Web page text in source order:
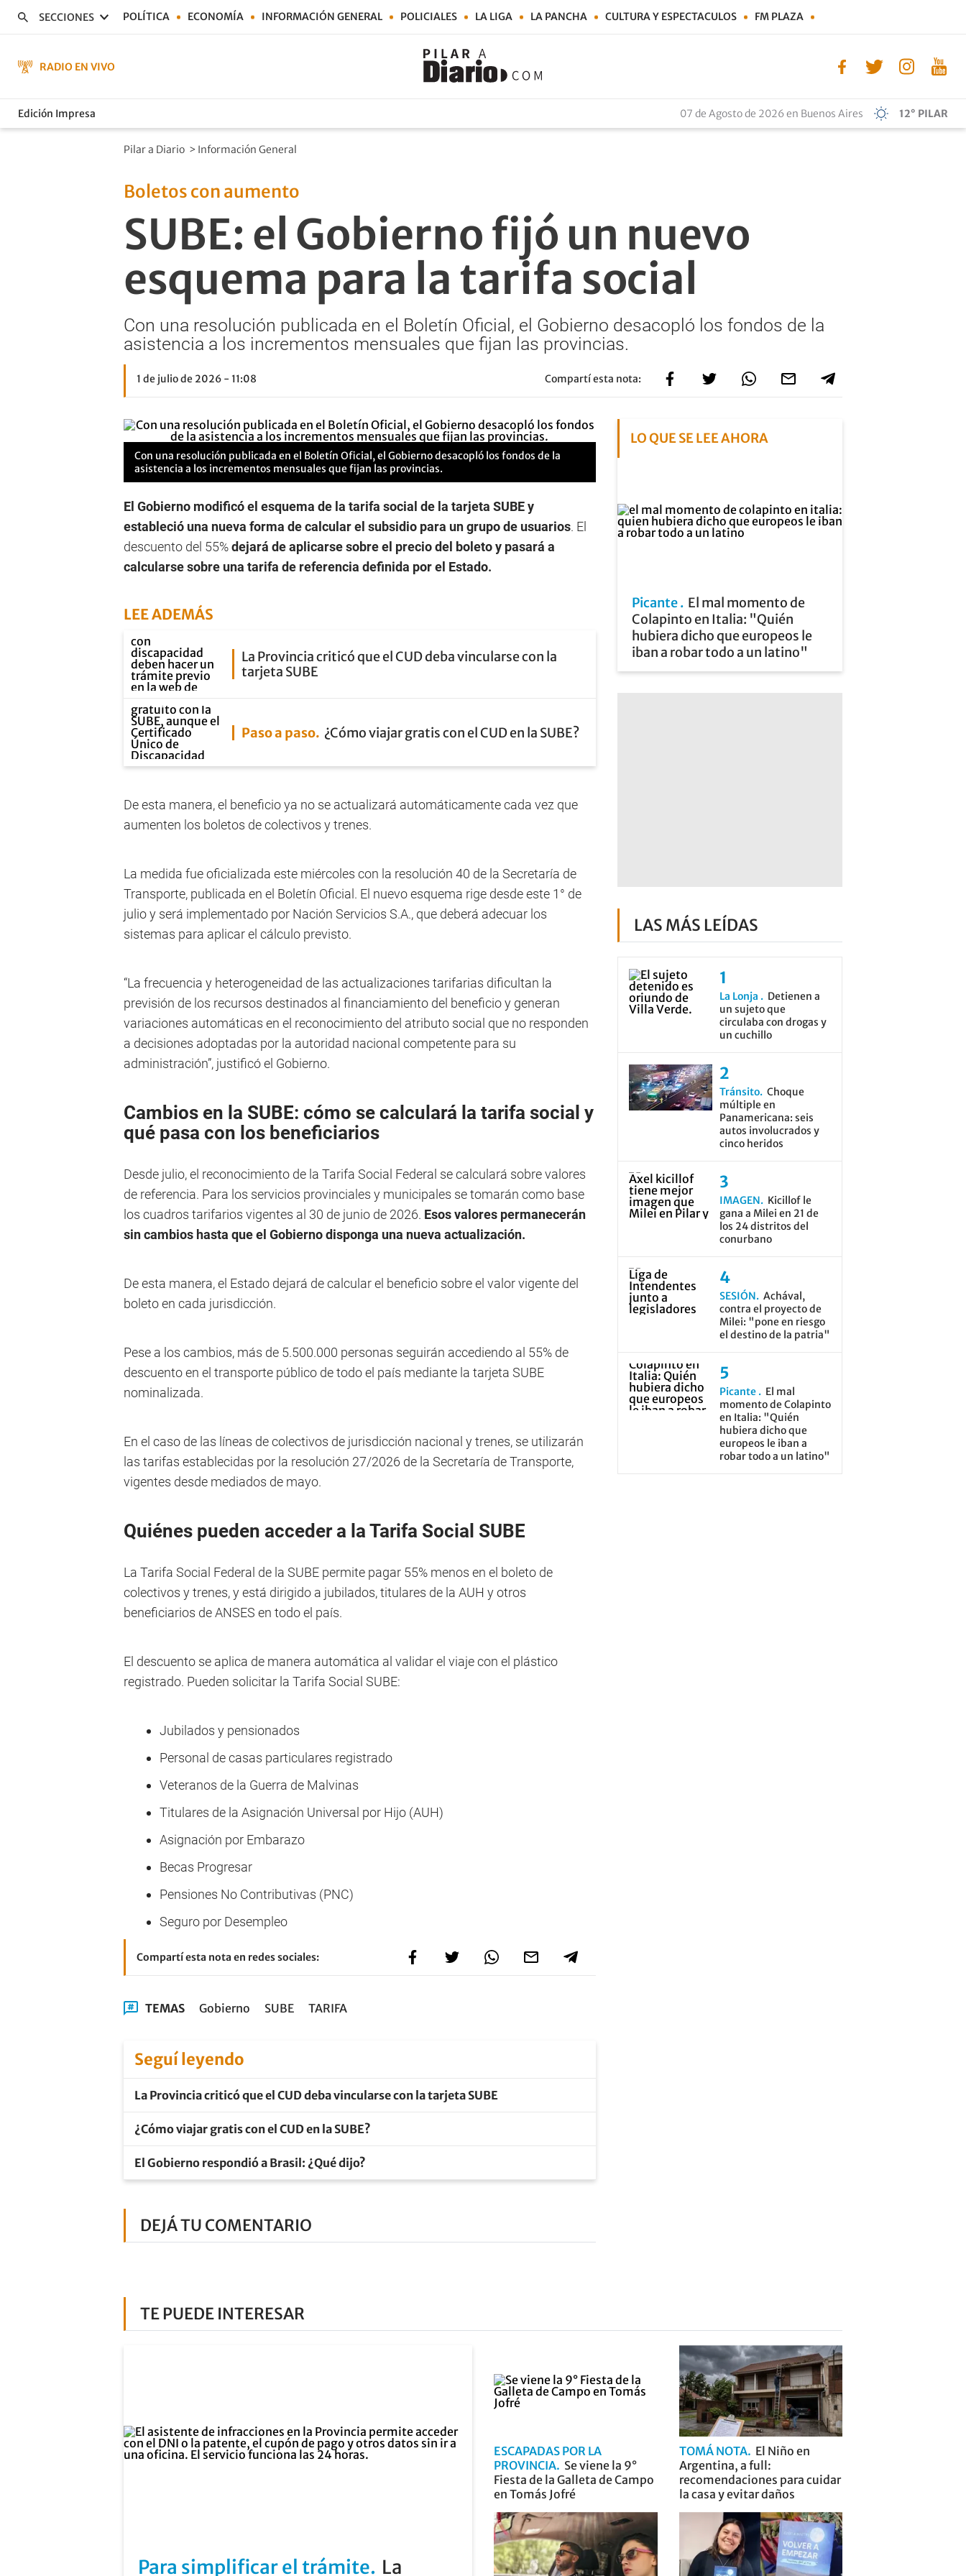
SECCIONES POLÍTICA ECONOMÍA INFORMACIÓN GENERAL POLICIALES LA LIGA LA PANCHA CULTURA Y ESPECTACULOS FM PLAZA
RADIO EN VIVO
Edición Impresa 07 de Agosto de 2026 en Buenos Aires 12° PILAR
Pilar a Diario > Información General
Boletos con aumento
SUBE: el Gobierno fijó un nuevo
esquema para la tarifa social
Con una resolución publicada en el Boletín Oficial, el Gobierno desacopló los fondos de la
asistencia a los incrementos mensuales que fijan las provincias.
1 de julio de 2026 - 11:08 Compartí esta nota:
Con una resolución publicada en el Boletín Oficial, el Gobierno desacopló los fondos de la
asistencia a los incrementos mensuales que fijan las provincias.
El Gobierno modificó el esquema de la tarifa social de la tarjeta SUBE y
estableció una nueva forma de calcular el subsidio para un grupo de usuarios. El
descuento del 55%dejará de aplicarse sobre el precio del boleto y pasará a
calcularse sobre una tarifa de referencia definida por el Estado.
LEE ADEMÁS
La Provincia criticó que el CUD deba vincularse con la
tarjeta SUBE
Paso a paso ¿Cómo viajar gratis con el CUD en la SUBE?
De esta manera, el beneficio ya no se actualizará automáticamente cada vez que
aumenten los boletos de colectivos y trenes.
La medida fue oficializada este miércoles con la resolución 40 de la Secretaría de
Transporte, publicada en el Boletín Oficial. El nuevo esquema rige desde este 1° de
julio y será implementado por Nación Servicios S.A., que deberá adecuar los
sistemas para aplicar el cálculo previsto.
“La frecuencia y heterogeneidad de las actualizaciones tarifarias dificultan la
previsión de los recursos destinados al financiamiento del beneficio y generan
variaciones automáticas en el reconocimiento del atributo social que no responden
a decisiones adoptadas por la autoridad nacional competente para su
administración”, justificó el Gobierno.
Cambios en la SUBE: cómo se calculará la tarifa social y
qué pasa con los beneficiarios
Desde julio, el reconocimiento de la Tarifa Social Federal se calculará sobre valores
de referencia. Para los servicios provinciales y municipales se tomarán como base
los cuadros tarifarios vigentes al 30 de junio de 2026. Esos valores permanecerán
sin cambios hasta que el Gobierno disponga una nueva actualización.
De esta manera, el Estado dejará de calcular el beneficio sobre el valor vigente del
boleto en cada jurisdicción.
Pese a los cambios, más de 5.500.000 personas seguirán accediendo al 55% de
descuento en el transporte público de todo el país mediante la tarjeta SUBE
nominalizada.
En el caso de las líneas de colectivos de jurisdicción nacional y trenes, se utilizarán
las tarifas establecidas por la resolución 27/2026 de la Secretaría de Transporte,
vigentes desde mediados de mayo.
Quiénes pueden acceder a la Tarifa Social SUBE
La Tarifa Social Federal de la SUBE permite pagar 55% menos en el boleto de
colectivos y trenes, y está dirigido a jubilados, titulares de la AUH y otros
beneficiarios de ANSES en todo el país.
El descuento se aplica de manera automática al validar el viaje con el plástico
registrado. Pueden solicitar la Tarifa Social SUBE:
Jubilados y pensionados
Personal de casas particulares registrado
Veteranos de la Guerra de Malvinas
Titulares de la Asignación Universal por Hijo (AUH)
Asignación por Embarazo
Becas Progresar
Pensiones No Contributivas (PNC)
Seguro por Desempleo
Compartí esta nota en redes sociales:
TEMAS Gobierno SUBE TARIFA
Seguí leyendo
La Provincia criticó que el CUD deba vincularse con la tarjeta SUBE
¿Cómo viajar gratis con el CUD en la SUBE?
El Gobierno respondió a Brasil: ¿Qué dijo?
DEJÁ TU COMENTARIO
LO QUE SE LEE AHORA
Picante
El mal momento de
Colapinto en Italia: "Quién
hubiera dicho que europeos le
iban a robar todo a un latino"
LAS MÁS LEÍDAS
La Lonja
Detienen a
un sujeto que
circulaba con drogas y
un cuchillo
Tránsito Choque
múltiple en
Panamericana: seis
autos involucrados y
cinco heridos
IMAGEN
Kicillof le
gana a Milei en 21 de
los 24 distritos del
conurbano
SESIÓN
Achával,
contra el proyecto de
Milei: "pone en riesgo
el destino de la patria"
Picante
El mal
momento de Colapinto
en Italia: "Quién
hubiera dicho que
europeos le iban a
robar todo a un latino"
TE PUEDE INTERESAR
Para simplificar el trámite La
ESCAPADAS POR LA
PROVINCIA Se viene la 9°
Fiesta de la Galleta de Campo
en Tomás Jofré
TOMÁ NOTA
El Niño en
Argentina, a full:
recomendaciones para cuidar
la casa y evitar daños